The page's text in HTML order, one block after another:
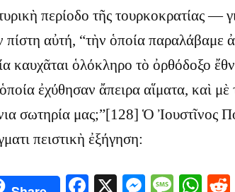
περίοδο τῆς τουρκοκρατίας —
πίστη αὐτή, “τὴν ὁποία παραλάβαμε
καυχᾶται ὁλόκληρο τὸ ὀρθόδοξο
ἐχύθησαν ἄπειρα αἵματα, καὶ μὲ
σωτηρία μας;”[128] Ὁ Ἰουστῖνος
πειστικὴ ἐξήγηση:
Facebook
X